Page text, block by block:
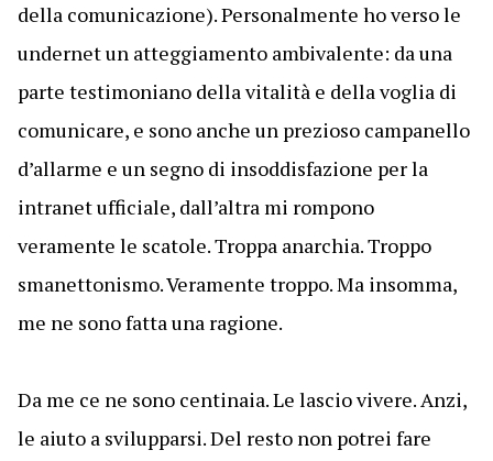
della comunicazione). Personalmente ho verso le
undernet un atteggiamento ambivalente: da una
parte testimoniano della vitalità e della voglia di
comunicare, e sono anche un prezioso campanello
d’allarme e un segno di insoddisfazione per la
intranet ufficiale, dall’altra mi rompono
veramente le scatole. Troppa anarchia. Troppo
smanettonismo. Veramente troppo. Ma insomma,
me ne sono fatta una ragione.
Da me ce ne sono centinaia. Le lascio vivere. Anzi,
le aiuto a svilupparsi. Del resto non potrei fare